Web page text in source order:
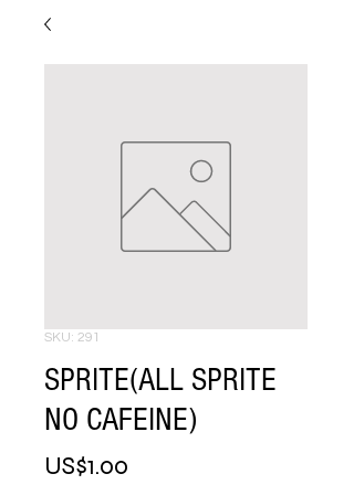
SKU: 291
SPRITE(ALL SPRITE
NO CAFEINE)
US$1.00